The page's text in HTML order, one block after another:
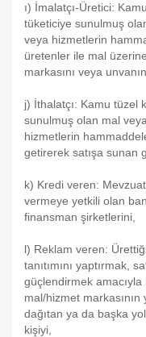
ı) İmalatçı-Üretici:
tüketiciye sunulmuş
veya hizmetlerin
üretenler ile mal
markasını veya
j) İthalatçı: Kamu tüzel
sunulmuş olan mal
hizmetlerin
getirerek satışa sunan
k) Kredi veren:
vermeye yetkili olan
finansman şirketlerini,
l) Reklam veren:
tanıtımını yaptırmak,
güçlendirmek amacıyla
mal/hizmet markasının
dağıtan ya da başka
kişiyi,